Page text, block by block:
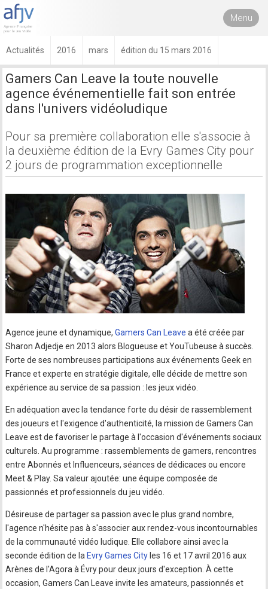
Menu
Actualités 2016 mars édition du 15 mars 2016
Gamers Can Leave la toute nouvelle
agence événementielle fait son entrée
dans l'univers vidéoludique
Pour sa première collaboration elle s'associe à
la deuxième édition de la Evry Games City pour
2 jours de programmation exceptionnelle
Agence jeune et dynamique,Gamers Can Leave a été créée par
Sharon Adjedje en 2013 alors Blogueuse et YouTubeuse à succès.
Forte de ses nombreuses participations aux événements Geek en
France et experte en stratégie digitale, elle décide de mettre son
expérience au service de sa passion : les jeux vidéo.
En adéquation avec la tendance forte du désir de rassemblement
des joueurs et l'exigence d'authenticité, la mission de Gamers Can
Leave est de favoriser le partage à l'occasion d'événements sociaux
culturels. Au programme : rassemblements de gamers, rencontres
entre Abonnés et Influenceurs, séances de dédicaces ou encore
Meet & Play. Sa valeur ajoutée: une équipe composée de
passionnés et professionnels du jeu vidéo.
Désireuse de partager sa passion avec le plus grand nombre,
l'agence n'hésite pas à s'associer aux rendez-vous incontournables
de la communauté vidéo ludique. Elle collabore ainsi avec la
seconde édition de la Evry Games City les 16 et 17 avril 2016 aux
Arènes de l'Agora à Évry pour deux jours d'exception. À cette
occasion, Gamers Can Leave invite les amateurs, passionnés et